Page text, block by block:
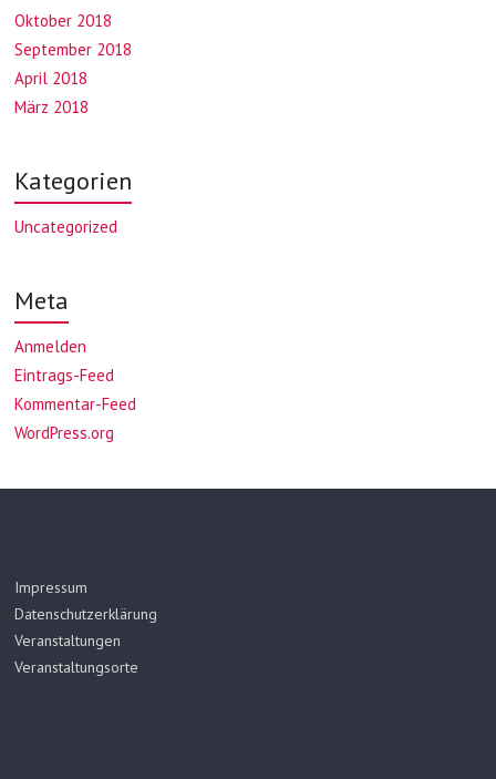
Oktober 2018
September 2018
April 2018
März 2018
Kategorien
Uncategorized
Meta
Anmelden
Eintrags-Feed
Kommentar-Feed
WordPress.org
Impressum
Datenschutzerklärung
Veranstaltungen
Veranstaltungsorte